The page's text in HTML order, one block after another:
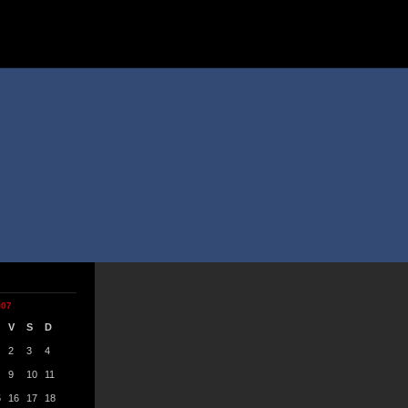
V S D
2 3 4
9 10 11
16 17 18